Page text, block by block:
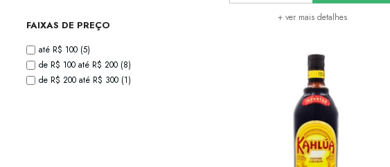
FAIXAS DE PREÇO
até R$ 100 (5)
de R$ 100 até R$ 200 (8)
de R$ 200 até R$ 300 (1)
+ ver mais detalhes